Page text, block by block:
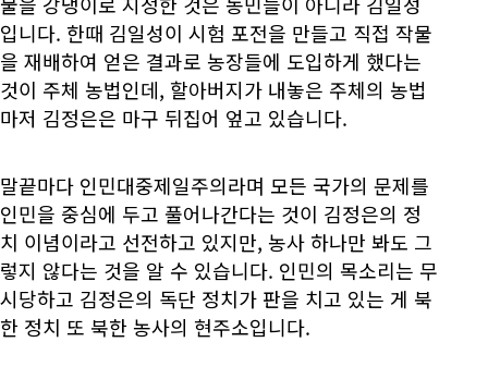
입니다. 한때 김일성이 시험 포전을 만들고 직접 작물
을 재배하여 얻은 결과로 농장들에 도입하게 했다는
것이 주체 농법인데, 할아버지가 내놓은 주체의 농법
마저 김정은은 마구 뒤집어 엎고 있습니다.
말끝마다 인민대중제일주의라며 모든 국가의 문제를
인민을 중심에 두고 풀어나간다는 것이 김정은의 정
치 이념이라고 선전하고 있지만, 농사 하나만 봐도 그
렇지 않다는 것을 알 수 있습니다. 인민의 목소리는 무
시당하고 김정은의 독단 정치가 판을 치고 있는 게 북
한 정치 또 북한 농사의 현주소입니다.